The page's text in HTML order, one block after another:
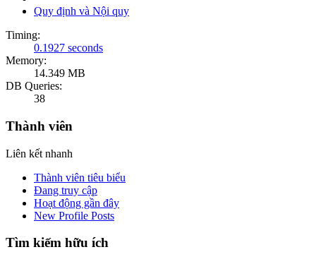
Quy định và Nội quy
Timing:
0.1927 seconds
Memory:
14.349 MB
DB Queries:
38
Thành viên
Liên kết nhanh
Thành viên tiêu biểu
Đang truy cập
Hoạt động gần đây
New Profile Posts
Tìm kiếm hữu ích